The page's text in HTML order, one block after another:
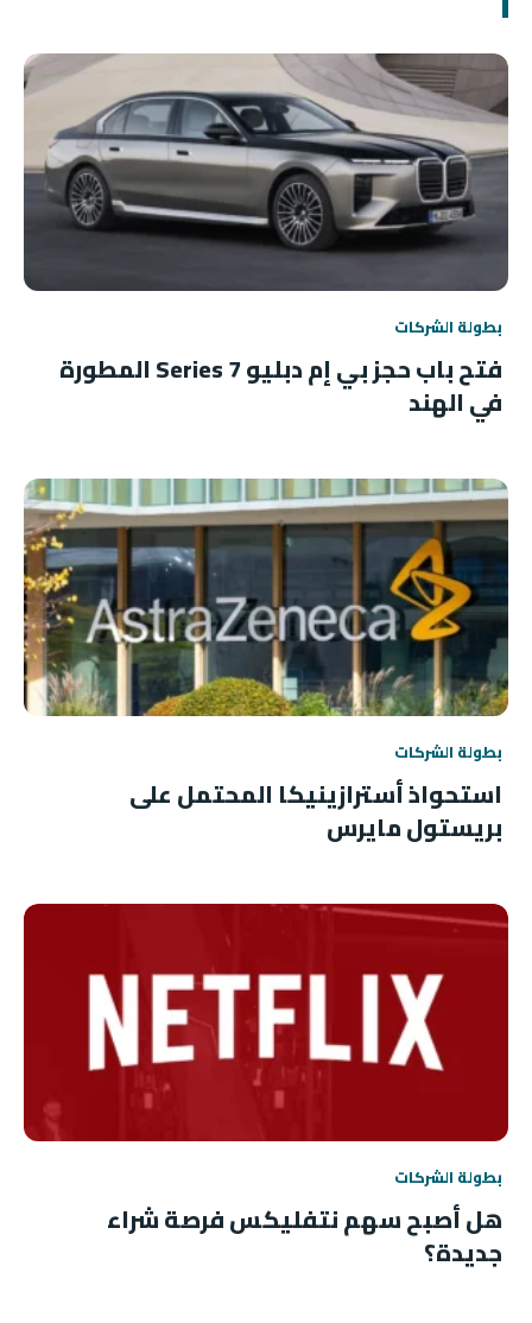
بطولة الشركات
فتح باب حجز بي إم دبليو 7 Series المطورة
في الهند
بطولة الشركات
استحواذ أسترازينيكا المحتمل على
بريستول مايرس
بطولة الشركات
هل أصبح سهم نتفليكس فرصة شراء
جديدة؟